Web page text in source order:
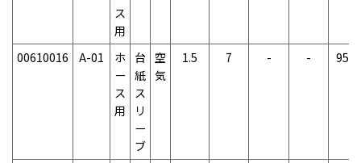
ス
用
00610016
A-01
ホ
ー
ス
用
台
紙
ス
リ
ー
ブ
空
気
1.5 7 - - 95g